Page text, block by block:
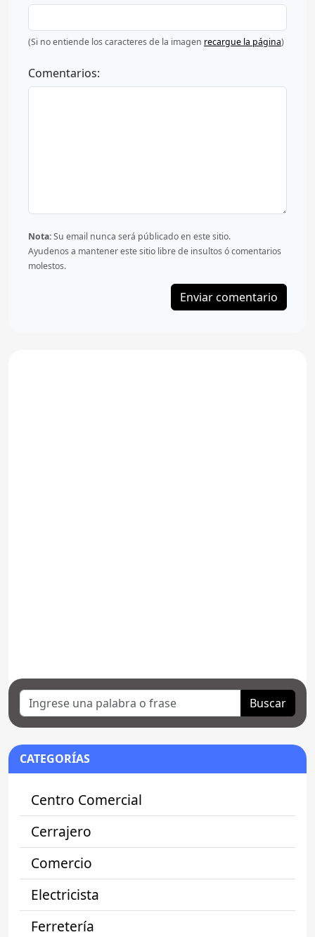
(Si no entiende los caracteres de la imagen recargue la página)
Comentarios:
Nota:Su email nunca será públicado en este sitio.
Ayudenos a mantener este sitio libre de insultos ó comentarios
molestos.
Buscar
CATEGORÍAS
Centro Comercial
Cerrajero
Comercio
Electricista
Ferretería